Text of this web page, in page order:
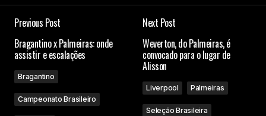
Campos obrigatórios são marcados com*
Comment
Previous Post
Bragantino x Palmeiras: onde
assistir e escalações
Bragantino
Campeonato Brasileiro
Next Post
Weverton, do Palmeiras, é
convocado para o lugar de
Alisson
Liverpool Palmeiras
Seleção Brasileira